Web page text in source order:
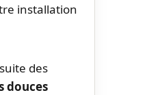
installation
des
douces